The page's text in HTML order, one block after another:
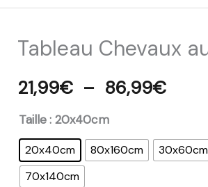
Tableau Chevaux
21,99€ – 86,99€de
Taille: 20x40cm
20x40cm 80x160cm 30x60cm
70x140cm
quantité
Tableau
Chevaux
Galops